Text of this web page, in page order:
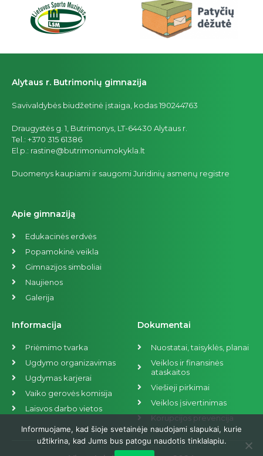
Alytaus r. Butrimonių gimnazija
Savivaldybės biudžetinė įstaiga, kodas 190244763
Draugystės g. 1, Butrimonys, LT-64430 Alytaus r.
Tel.: +370 315 61386
El.p.: rastine@butrimoniumokykla.lt
Duomenys kaupiami ir saugomi Juridinių asmenų registre
Apie gimnaziją
Edukacinės erdvės
Popamokinė veikla
Gimnazijos simboliai
Naujienos
Galerija
Informacija
Priėmimo tvarka
Ugdymo organizavimas
Ugdymas karjerai
Vaiko gerovės komisija
Laisvos darbo vietos
Dokumentai
Nuostatai, taisyklės, planai
Veiklos ir finansinės
ataskaitos
Viešieji pirkimai
Veiklos įsivertinimas
Korupcijos prevencija
Informuojame, kad šioje svetainėje naudojami slapukai, kurie
užtikrina, kad Jums bus patogu naudotis tinklalapiu.